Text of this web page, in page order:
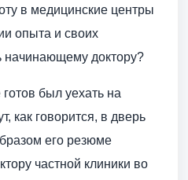
в медицинские центры
опыта и своих
начинающему доктору?
был уехать на
как говорится, в дверь
его резюме
частной клиники во